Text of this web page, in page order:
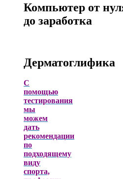
Компьютер от
до заработка
Дерматоглифика
С
помощью
тестирования
мы
можем
дать
рекомендации
по
подходящему
виду
спорта,